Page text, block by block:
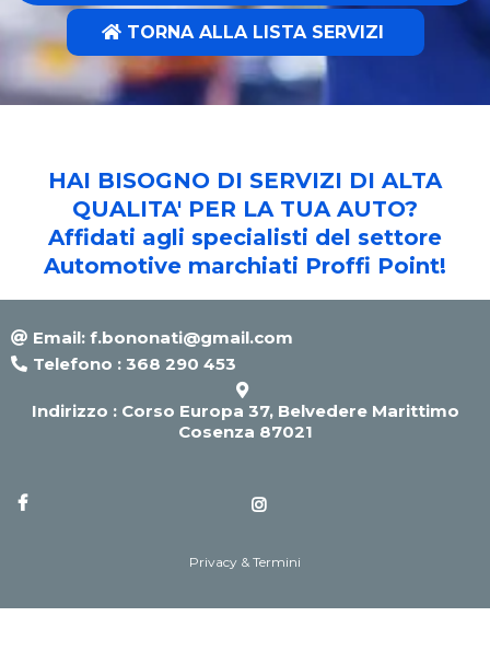
TORNA ALLA LISTA SERVIZI
HAI BISOGNO DI SERVIZI DI ALTA
QUALITA' PER LA TUA AUTO?
Affidati agli specialisti del settore
Automotive marchiati Proffi Point!
Email: f.bononati@gmail.com
Telefono : 368 290 453
Indirizzo : Corso Europa 37, Belvedere Marittimo
Cosenza 87021
Privacy & Termini